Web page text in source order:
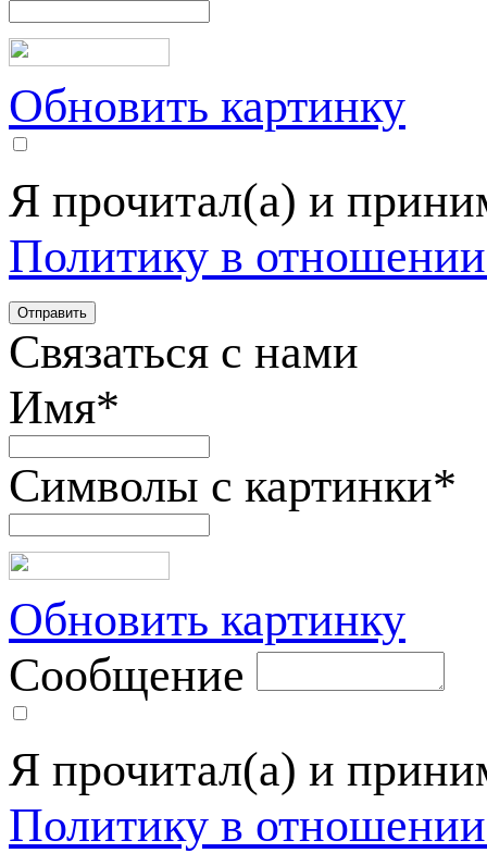
Обновить картинку
Я прочитал(а) и
Политику в
Связаться с нами
Имя*
Символы с картинки*
Обновить картинку
Сообщение
Я прочитал(а) и
Политику в